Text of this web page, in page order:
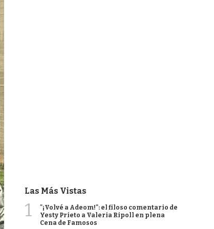
Las Más Vistas
1
"¡Volvé a Adeom!": el filoso comentario de
Yesty Prieto a Valeria Ripoll en plena
Cena de Famosos